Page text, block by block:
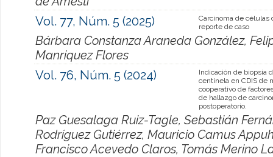
Vol. 77, Núm. 5 (2025)
Carcinoma de células
reporte de caso
Bárbara Constanza Araneda González,
Manriquez Flores
Vol. 76, Núm. 5 (2024)
Indicación de biopsia
centinela en CDIS de
cooperativo de
de hallazgo de
postoperatorio.
Paz Guesalaga Ruiz-Tagle, Sebastián
Rodríguez Gutiérrez, Mauricio Camus
Francisco Acevedo Claros, Tomás Merino